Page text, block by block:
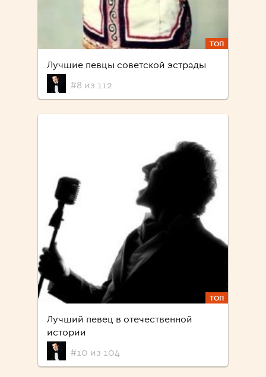
ТОП
Лучшие певцы советской эстрады
#8 из 112
ТОП
Лучший певец в отечественной
истории
#10 из 104